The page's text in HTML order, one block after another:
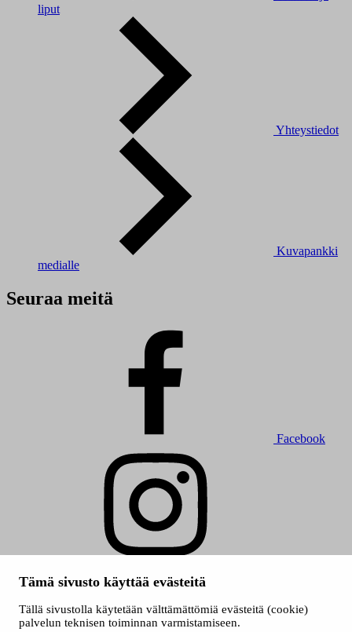
Tämä sivusto käyttää evästeitä
Tällä sivustolla käytetään välttämättömiä evästeitä (cookie)
palvelun teknisen toiminnan varmistamiseen.
liput
Yhteystiedot
Kuvapankki
medialle
Seuraa meitä
Facebook
Instagram
© 2026 Tampereen kaupunki
Saavutettavuusseloste
Kuva etusivulla ylinnä: Heli Hakala